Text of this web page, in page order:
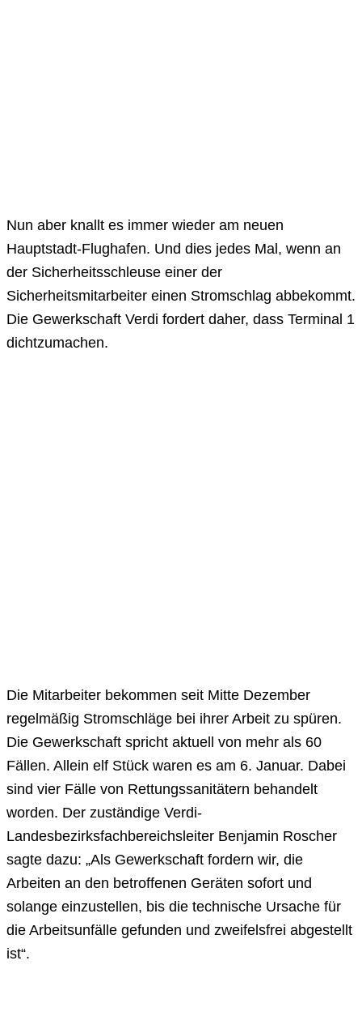
Nun aber knallt es immer wieder am neuen
Hauptstadt-Flughafen. Und dies jedes Mal, wenn an
der Sicherheitsschleuse einer der
Sicherheitsmitarbeiter einen Stromschlag abbekommt.
Die Gewerkschaft Verdi fordert daher, dass Terminal 1
dichtzumachen.
Die Mitarbeiter bekommen seit Mitte Dezember
regelmäßig Stromschläge bei ihrer Arbeit zu spüren.
Die Gewerkschaft spricht aktuell von mehr als 60
Fällen. Allein elf Stück waren es am 6. Januar. Dabei
sind vier Fälle von Rettungssanitätern behandelt
worden. Der zuständige Verdi-
Landesbezirksfachbereichsleiter Benjamin Roscher
sagte dazu: „Als Gewerkschaft fordern wir, die
Arbeiten an den betroffenen Geräten sofort und
solange einzustellen, bis die technische Ursache für
die Arbeitsunfälle gefunden und zweifelsfrei abgestellt
ist“.